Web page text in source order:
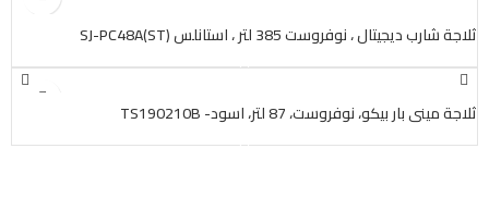
ثلاجة شارب ديجيتال ، نوفروست 385 لتر ، استانلس SJ-PC48A(ST)
ثلاجة ميني بار بيكو، نوفروست، 87 لتر، اسود- TS190210B